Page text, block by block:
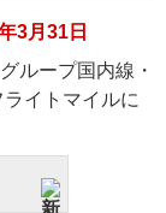
3月31日
ループ国内線・
イトマイルに